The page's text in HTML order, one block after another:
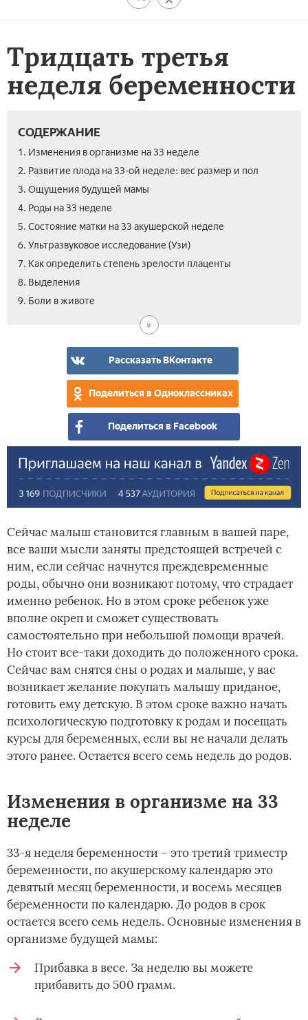
Тридцать третья
неделя беременности
СОДЕРЖАНИЕ
1. Изменения в организме на 33 неделе
2. Развитие плода на 33-ой неделе: вес размер и пол
3. Ощущения будущей мамы
4. Роды на 33 неделе
5. Состояние матки на 33 акушерской неделе
6. Ультразвуковое исследование (Узи)
7. Как определить степень зрелости плаценты
8. Выделения
9. Боли в животе
Рассказать ВКонтакте
Поделиться в Одноклассниках
Поделиться в Facebook
Сейчас малыш становится главным в вашей паре,
все ваши мысли заняты предстоящей встречей с
ним, если сейчас начнутся преждевременные
роды, обычно они возникают потому, что страдает
именно ребенок. Но в этом сроке ребенок уже
вполне окреп и сможет существовать
самостоятельно при небольшой помощи врачей.
Но стоит все-таки доходить до положенного срока.
Сейчас вам снятся сны о родах и малыше, у вас
возникает желание покупать малышу приданое,
готовить ему детскую. В этом сроке важно начать
психологическую подготовку к родам и посещать
курсы для беременных, если вы не начали делать
этого ранее. Остается всего семь недель до родов.
Изменения в организме на 33
неделе
33-я неделя беременности – это третий триместр
беременности, по акушерскому календарю это
девятый месяц беременности, и восемь месяцев
беременности по календарю. До родов в срок
остается всего семь недель. Основные изменения в
организме будущей мамы:
Прибавка в весе. За неделю вы можете
прибавить до 500 грамм.